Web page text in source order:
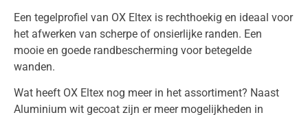
Een tegelprofiel van OX Eltex is rechthoekig en ideaal voor
het afwerken van scherpe of onsierlijke randen. Een
mooie en goede randbescherming voor betegelde
wanden.
Wat heeft OX Eltex nog meer in het assortiment? Naast
Aluminium wit gecoat zijn er meer mogelijkheden in